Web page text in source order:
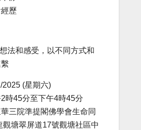
歷
法和感受，以不同方式和
2025 (星期六)
時45分至下午4時45分
三院準提閣佛學會生命同
觀塘翠屏道17號觀塘社區中